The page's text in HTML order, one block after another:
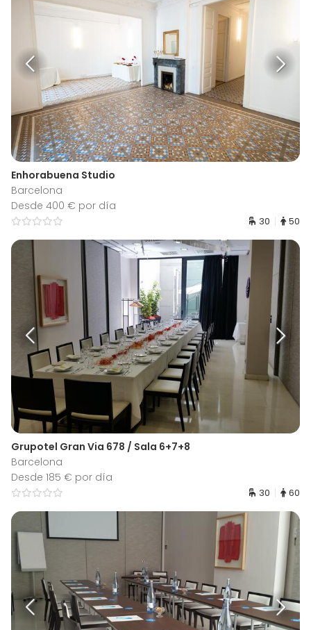
Enhorabuena Studio
Barcelona
Desde 400 € por día
30 50
Grupotel Gran Via 678 / Sala 6+7+8
Barcelona
Desde 185 € por día
30 60